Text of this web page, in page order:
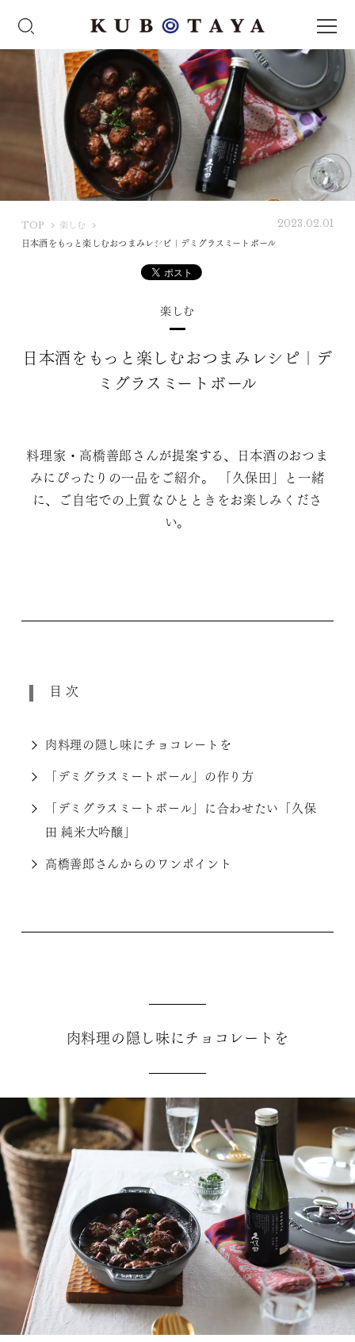
TOP
U
楽しむ
日本酒をもっと楽しむおつまみレシピ｜デミグラスミートボール
2023.02.01
楽しむ
日本酒をもっと楽しむおつまみレシピ｜デ
ミグラスミートボール
料理家・高橋善郎さんが提案する、日本酒のおつま
みにぴったりの一品をご紹介。 「久保田」と一緒
に、ご自宅での上質なひとときをお楽しみくださ
い。
目次
肉料理の隠し味にチョコレートを
「デミグラスミートボール」の作り方
「デミグラスミートボール」に合わせたい「久保
田 純米大吟醸」
高橋善郎さんからのワンポイント
肉料理の隠し味にチョコレートを